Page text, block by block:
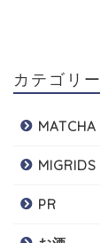
カテゴリー
MATCHA
MIGRIDS
PR